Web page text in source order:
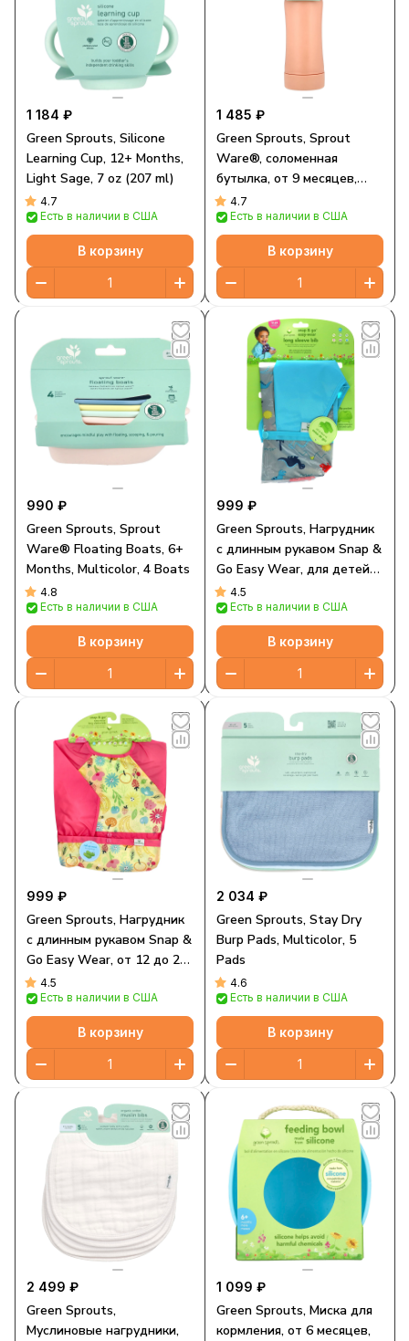
1 184 ₽
Green Sprouts, Silicone
Learning Cup, 12+ Months,
Light Sage, 7 oz (207 ml)
4.7
Есть в наличии в США
В корзину
1 485 ₽
Green Sprouts, Sprout
Ware®, соломенная
бутылка, от 9 месяцев,
грейпфрут, 295 мл (10
унций)
4.7
Есть в наличии в США
В корзину
990 ₽
Green Sprouts, Sprout
Ware® Floating Boats, 6+
Months, Multicolor, 4 Boats
4.8
Есть в наличии в США
В корзину
999 ₽
Green Sprouts, Нагрудник
с длинным рукавом Snap &
Go Easy Wear, для детей
от 12 до 24 месяцев, Aqua
Dinosaur, 1 штука
4.5
Есть в наличии в США
В корзину
999 ₽
Green Sprouts, Нагрудник
с длинным рукавом Snap &
Go Easy Wear, от 12 до 24
месяцев, с розовыми
пчелиными цветами, 1
штука
4.5
Есть в наличии в США
В корзину
2 034 ₽
Green Sprouts, Stay Dry
Burp Pads, Multicolor, 5
Pads
4.6
Есть в наличии в США
В корзину
2 499 ₽
Green Sprouts,
Муслиновые нагрудники,
1 099 ₽
Green Sprouts, Миска для
кормления, от 6 месяцев,